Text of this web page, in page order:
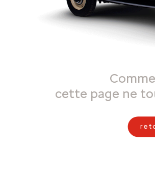
cette page ne